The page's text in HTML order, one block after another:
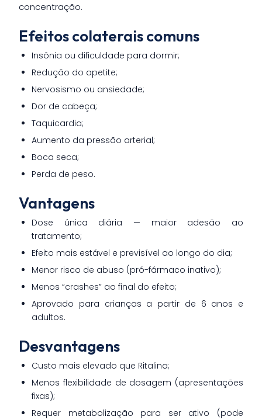
concentração.
Efeitos colaterais comuns
Insônia ou dificuldade para dormir;
Redução do apetite;
Nervosismo ou ansiedade;
Dor de cabeça;
Taquicardia;
Aumento da pressão arterial;
Boca seca;
Perda de peso.
Vantagens
Dose única diária — maior adesão ao
tratamento;
Efeito mais estável e previsível ao longo do dia;
Menor risco de abuso (pró-fármaco inativo);
Menos “crashes” ao final do efeito;
Aprovado para crianças a partir de 6 anos e
adultos.
Desvantagens
Custo mais elevado que Ritalina;
Menos flexibilidade de dosagem (apresentações
fixas);
Requer metabolização para ser ativo (pode